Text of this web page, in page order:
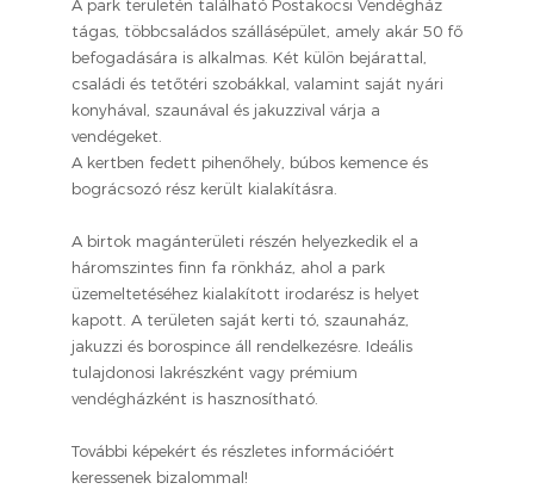
A park területén található Postakocsi Vendégház
tágas, többcsaládos szállásépület, amely akár 50 fő
befogadására is alkalmas. Két külön bejárattal,
családi és tetőtéri szobákkal, valamint saját nyári
konyhával, szaunával és jakuzzival várja a
vendégeket.
A kertben fedett pihenőhely, búbos kemence és
bográcsozó rész került kialakításra.
A birtok magánterületi részén helyezkedik el a
háromszintes finn fa rönkház, ahol a park
üzemeltetéséhez kialakított irodarész is helyet
kapott. A területen saját kerti tó, szaunaház,
jakuzzi és borospince áll rendelkezésre. Ideális
tulajdonosi lakrészként vagy prémium
vendégházként is hasznosítható.
További képekért és részletes információért
keressenek bizalommal!